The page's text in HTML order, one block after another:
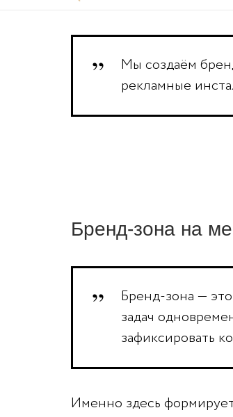
Мы создаём
рекламные
Бренд-зона на
Бренд-зона —
задач
зафиксировать
Именно здесь